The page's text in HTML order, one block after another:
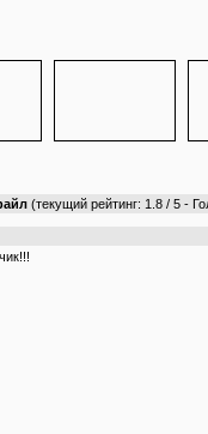
(текущий рейтинг: 1.8 / 5 -